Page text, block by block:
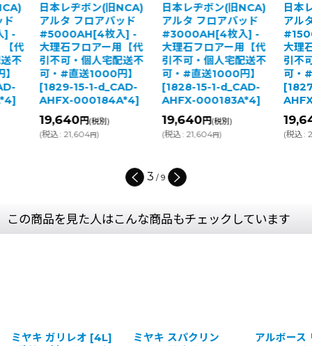
日本レヂボン(旧NCA)
アルタ フロアパッド
#5000AH[4枚入] -
大理石フロアー用【代
引不可・個人宅配送不
可・#直送1000円】
[1829-15-1-d_CAD-
AHFX-000184A*4]
19,640円(税別)
21,604 円)
日本レヂボン(旧NCA)
アルタ フロアパッド
#3000AH[4枚入] -
大理石フロアー用【代
引不可・個人宅配送不
可・#直送1000円】
[ 1828-15-1-d_CAD-
AHFX-000183A*4]
19,640円(税別)
21,604 円)
日本レヂボ
アルタ フ
大理石フロ
引不可・個
可・#直
[1827-15-
AHFX-
19,640円(
21,604 円
3 / 9
この商品を見た人はこんな商品もチェックしています
リレオ [4L]
ミヤキ スパクリン
アルボース リンスAR